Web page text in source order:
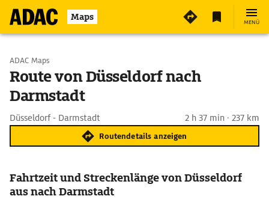
Maps MENÜ
Start wählen
Ziel eingeben
ADAC Maps
Route von Düsseldorf nach
Darmstadt
Düsseldorf - Darmstadt 2 h 37 min · 237 km
Routendetails anzeigen
Fahrtzeit und Streckenlänge von Düsseldorf
aus nach Darmstadt